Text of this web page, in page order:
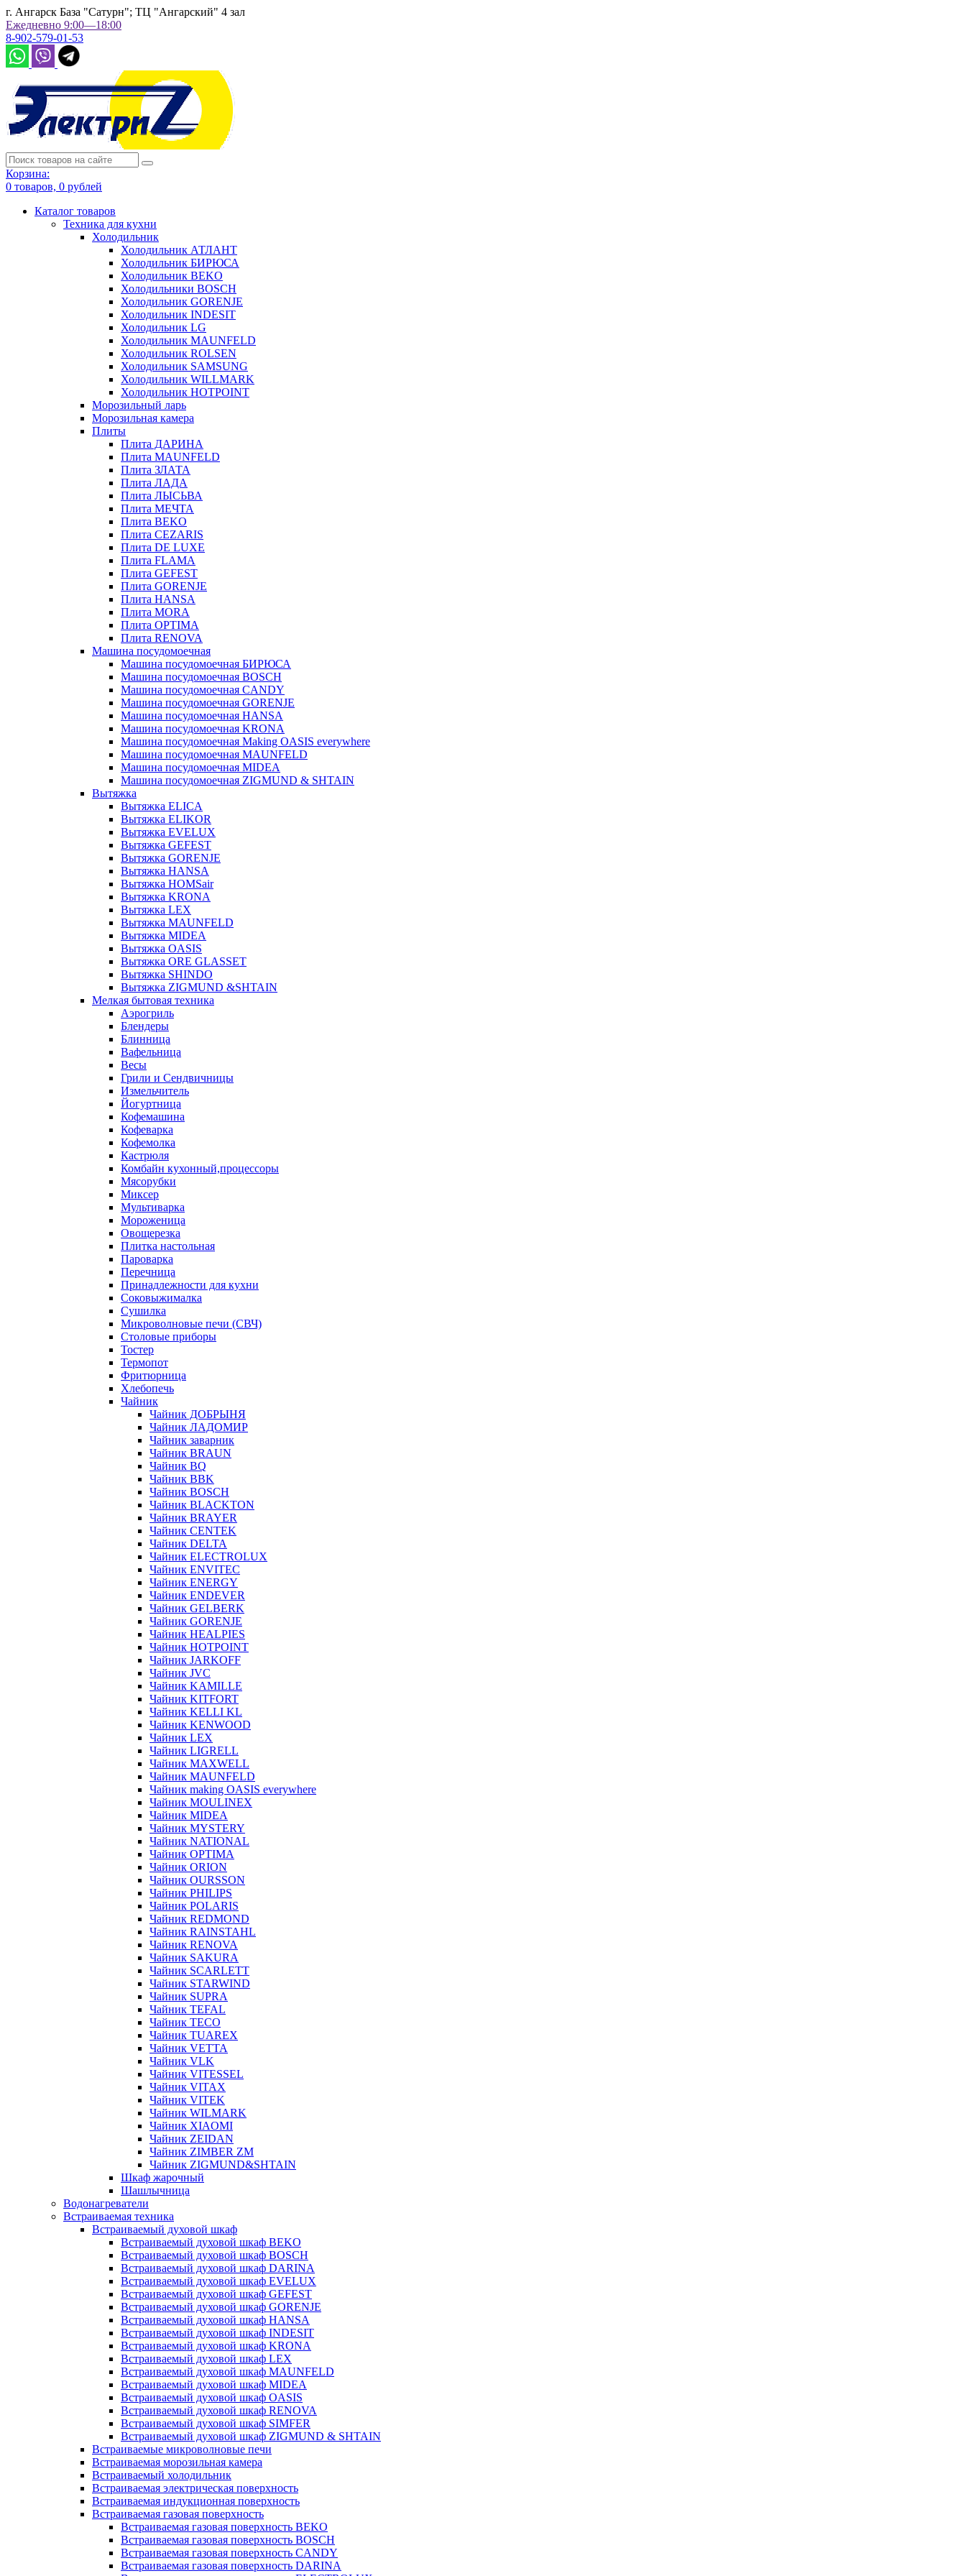
г. Ангарск База "Сатурн"; ТЦ "Ангарский" 4 зал
Ежедневно 9:00—18:00
8-902-579-01-53
Корзина:
0 товаров, 0 рублей
Каталог товаров
Техника для кухни
Холодильник
Холодильник АТЛАНТ
Холодильник БИРЮСА
Холодильник BEKO
Холодильники BOSCH
Холодильник GORENJE
Холодильник INDESIT
Холодильник LG
Холодильник MAUNFELD
Холодильник ROLSEN
Холодильник SAMSUNG
Холодильник WILLMARK
Холодильник HOTPOINT
Морозильный ларь
Морозильная камера
Плиты
Плита ДАРИНА
Плита MAUNFELD
Плита ЗЛАТА
Плита ЛАДА
Плита ЛЫСЬВА
Плита МЕЧТА
Плита BEKO
Плита CEZARIS
Плита DE LUXE
Плита FLAMA
Плита GEFEST
Плита GORENJE
Плита HANSA
Плита MORA
Плита OPTIMA
Плита RENOVA
Машина посудомоечная
Машина посудомоечная БИРЮСА
Машина посудомоечная BOSCH
Машина посудомоечная CANDY
Машина посудомоечная GORENJE
Машина посудомоечная HANSA
Машина посудомоечная KRONA
Машина посудомоечная Making OASIS everywhere
Машина посудомоечная MAUNFELD
Машина посудомоечная MIDEA
Машина посудомоечная ZIGMUND & SHTAIN
Вытяжка
Вытяжка ELICA
Вытяжка ELIKOR
Вытяжка EVELUX
Вытяжка GEFEST
Вытяжка GORENJE
Вытяжка HANSA
Вытяжка HOMSair
Вытяжка KRONA
Вытяжка LEX
Вытяжка MAUNFELD
Вытяжка MIDEA
Вытяжка OASIS
Вытяжка ORE GLASSET
Вытяжка SHINDO
Вытяжка ZIGMUND &SHTAIN
Мелкая бытовая техника
Аэрогриль
Блендеры
Блинница
Вафельница
Весы
Грили и Сендвичницы
Измельчитель
Йогуртница
Кофемашина
Кофеварка
Кофемолка
Кастрюля
Комбайн кухонный,процессоры
Мясорубки
Миксер
Мультиварка
Мороженица
Овощерезка
Плитка настольная
Пароварка
Перечница
Принадлежности для кухни
Соковыжималка
Сушилка
Микроволновые печи (СВЧ)
Столовые приборы
Тостер
Термопот
Фритюрница
Хлебопечь
Чайник
Чайник ДОБРЫНЯ
Чайник ЛАДОМИР
Чайник заварник
Чайник BRAUN
Чайник BQ
Чайник BBK
Чайник BOSCH
Чайник BLACKTON
Чайник BRAYER
Чайник CENTEK
Чайник DELTA
Чайник ELECTROLUX
Чайник ENVITEC
Чайник ENERGY
Чайник ENDEVER
Чайник GELBERK
Чайник GORENJE
Чайник HEALPIES
Чайник HOTPOINT
Чайник JARKOFF
Чайник JVC
Чайник KAMILLE
Чайник KITFORT
Чайник KELLI KL
Чайник KENWOOD
Чайник LEX
Чайник LIGRELL
Чайник MAXWELL
Чайник MAUNFELD
Чайник making OASIS everywhere
Чайник MOULINEX
Чайник MIDEA
Чайник MYSTERY
Чайник NATIONAL
Чайник OPTIMA
Чайник ORION
Чайник OURSSON
Чайник PHILIPS
Чайник POLARIS
Чайник REDMOND
Чайник RAINSTAHL
Чайник RENOVA
Чайник SAKURA
Чайник SCARLETT
Чайник STARWIND
Чайник SUPRA
Чайник TEFAL
Чайник TECO
Чайник TUAREX
Чайник VETTA
Чайник VLK
Чайник VITESSEL
Чайник VITAX
Чайник VITEK
Чайник WILMARK
Чайник XIAOMI
Чайник ZEIDAN
Чайник ZIMBER ZM
Чайник ZIGMUND&SHTAIN
Шкаф жарочный
Шашлычница
Водонагреватели
Встраиваемая техника
Встраиваемый духовой шкаф
Встраиваемый духовой шкаф BEKO
Встраиваемый духовой шкаф BOSCH
Встраиваемый духовой шкаф DARINA
Встраиваемый духовой шкаф EVELUX
Встраиваемый духовой шкаф GEFEST
Встраиваемый духовой шкаф GORENJE
Встраиваемый духовой шкаф HANSA
Встраиваемый духовой шкаф INDESIT
Встраиваемый духовой шкаф KRONA
Встраиваемый духовой шкаф LEX
Встраиваемый духовой шкаф MAUNFELD
Встраиваемый духовой шкаф MIDEA
Встраиваемый духовой шкаф OASIS
Встраиваемый духовой шкаф RENOVA
Встраиваемый духовой шкаф SIMFER
Встраиваемый духовой шкаф ZIGMUND & SHTAIN
Встраиваемые микроволновые печи
Встраиваемая морозильная камера
Встраиваемый холодильник
Встраиваемая электрическая поверхность
Встраиваемая индукционная поверхность
Встраиваемая газовая поверхность
Встраиваемая газовая поверхность BEKO
Встраиваемая газовая поверхность BOSCH
Встраиваемая газовая поверхность CANDY
Встраиваемая газовая поверхность DARINA